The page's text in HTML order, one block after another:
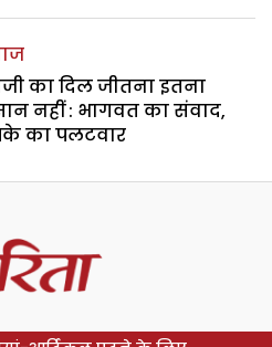
का दिल जीतना इतना
नहीं : भागवत का संवाद,
का पलटवार